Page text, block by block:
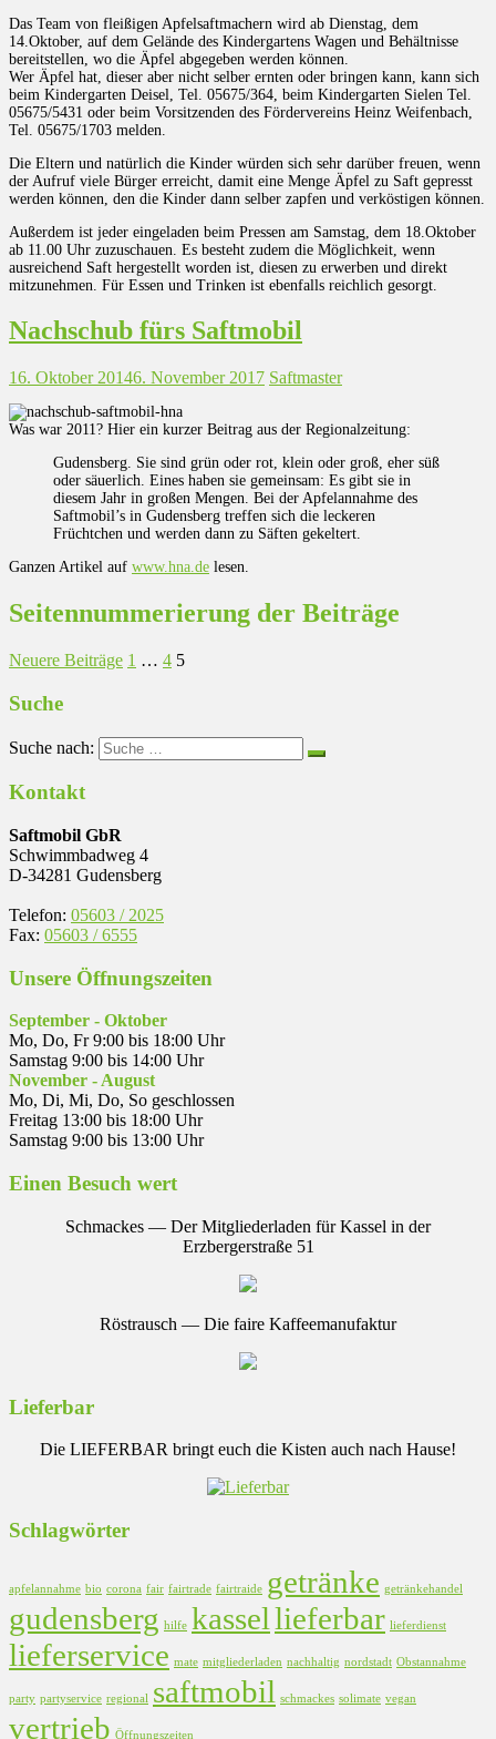
Das Team von fleißigen Apfelsaftmachern wird ab Dienstag, dem
14.Oktober, auf dem Gelände des Kindergartens Wagen und Behältnisse
bereitstellen, wo die Äpfel abgegeben werden können.
Wer Äpfel hat, dieser aber nicht selber ernten oder bringen kann, kann sich
beim Kindergarten Deisel, Tel. 05675/364, beim Kindergarten Sielen Tel.
05675/5431 oder beim Vorsitzenden des Fördervereins Heinz Weifenbach,
Tel. 05675/1703 melden.
Die Eltern und natürlich die Kinder würden sich sehr darüber freuen, wenn
der Aufruf viele Bürger erreicht, damit eine Menge Äpfel zu Saft gepresst
werden können, den die Kinder dann selber zapfen und verköstigen können.
Außerdem ist jeder eingeladen beim Pressen am Samstag, dem 18.Oktober
ab 11.00 Uhr zuzuschauen. Es besteht zudem die Möglichkeit, wenn
ausreichend Saft hergestellt worden ist, diesen zu erwerben und direkt
mitzunehmen. Für Essen und Trinken ist ebenfalls reichlich gesorgt.
Nachschub fürs Saftmobil
16. Oktober 20146. November 2017 Saftmaster
Was war 2011? Hier ein kurzer Beitrag aus der Regionalzeitung:
Gudensberg. Sie sind grün oder rot, klein oder groß, eher süß
oder säuerlich. Eines haben sie gemeinsam: Es gibt sie in
diesem Jahr in großen Mengen. Bei der Apfelannahme des
Saftmobil’s in Gudensberg treffen sich die leckeren
Früchtchen und werden dann zu Säften gekeltert.
Ganzen Artikel auf www.hna.de lesen.
Seitennummerierung der Beiträge
Neuere Beiträge 1 … 4 5
Suche
Suche nach:
Kontakt
Saftmobil GbR
Schwimmbadweg 4
D-34281 Gudensberg
Telefon: 05603 / 2025
Fax: 05603 / 6555
Unsere Öffnungszeiten
September - Oktober
Mo, Do, Fr 9:00 bis 18:00 Uhr
Samstag 9:00 bis 14:00 Uhr
November - August
Mo, Di, Mi, Do, So geschlossen
Freitag 13:00 bis 18:00 Uhr
Samstag 9:00 bis 13:00 Uhr
Einen Besuch wert
Schmackes — Der Mitgliederladen für Kassel in der
Erzbergerstraße 51
Röstrausch — Die faire Kaffeemanufaktur
Lieferbar
Die LIEFERBAR bringt euch die Kisten auch nach Hause!
Schlagwörter
apfelannahme bio corona fair fairtrade fairtraide getränke getränkehandel
gudensberg hilfe kassellieferbar lieferdienst
lieferservice mate mitgliederladen nachhaltig nordstadt Obstannahme
party partyservice regional saftmobil schmackes solimate vegan
vertrieb Öffnungszeiten